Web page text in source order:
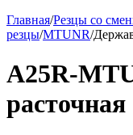
Главная/Резцы со
резцы/MTUNR/
A25R-
расточная